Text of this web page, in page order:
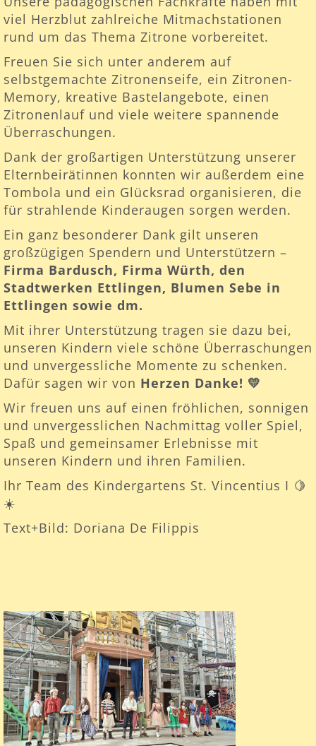
viel Herzblut zahlreiche Mitmachstationen
rund um das Thema Zitrone vorbereitet.
Freuen Sie sich unter anderem auf
selbstgemachte Zitronenseife, ein Zitronen-
Memory, kreative Bastelangebote, einen
Zitronenlauf und viele weitere spannende
Überraschungen.
Dank der großartigen Unterstützung unserer
Elternbeirätinnen konnten wir außerdem eine
Tombola und ein Glücksrad organisieren, die
für strahlende Kinderaugen sorgen werden.
Ein ganz besonderer Dank gilt unseren
großzügigen Spendern und Unterstützern –
Firma Bardusch, Firma Würth, den
Stadtwerken Ettlingen, Blumen Sebe in
Ettlingen sowie dm.
Mit ihrer Unterstützung tragen sie dazu bei,
unseren Kindern viele schöne Überraschungen
und unvergessliche Momente zu schenken.
Dafür sagen wir von Herzen Danke! 💛
Wir freuen uns auf einen fröhlichen, sonnigen
und unvergesslichen Nachmittag voller Spiel,
Spaß und gemeinsamer Erlebnisse mit
unseren Kindern und ihren Familien.
Ihr Team des Kindergartens St. Vincentius I 🍋
☀️
Text+Bild: Doriana De Filippis